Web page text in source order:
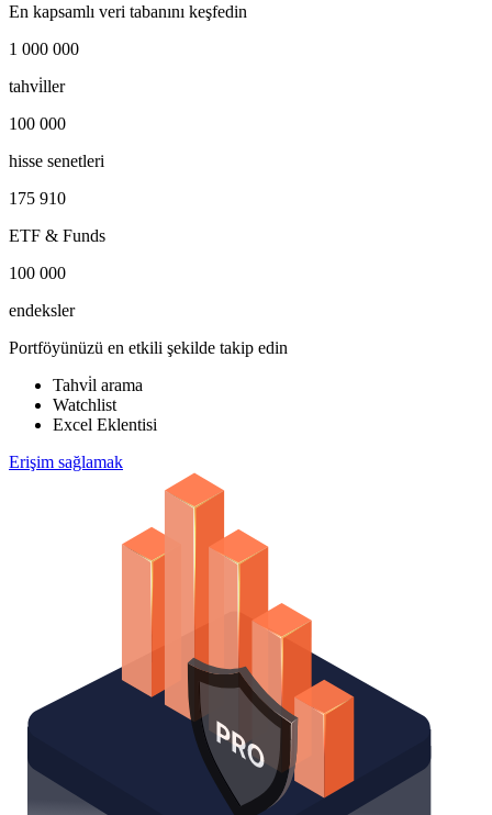
En kapsamlı veri tabanını keşfedin
1 000 000
tahvi̇ller
100 000
hisse senetleri
175 910
ETF & Funds
100 000
endeksler
Portföyünüzü en etkili şekilde takip edin
Tahvi̇l arama
Watchlist
Excel Eklentisi
Erişim sağlamak